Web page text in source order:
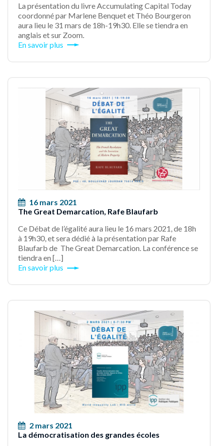
La présentation du livre Accumulating Capital Today
coordonné par Marlene Benquet et Théo Bourgeron
aura lieu le 31 mars de 18h-19h30. Elle se tiendra en
anglais et sur Zoom.
En savoir plus
16 mars 2021
The Great Demarcation, Rafe Blaufarb
Ce Débat de l’égalité aura lieu le 16 mars 2021, de 18h
à 19h30, et sera dédié à la présentation par Rafe
Blaufarb de The Great Demarcation. La conférence se
tiendra en […]
En savoir plus
2 mars 2021
La démocratisation des grandes écoles